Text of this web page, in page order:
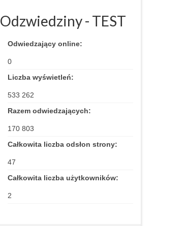
Odzwiedziny - TEST
Odwiedzający online:
0
Liczba wyświetleń:
533 262
Razem odwiedzających:
170 803
Całkowita liczba odsłon strony:
47
Całkowita liczba użytkowników:
2